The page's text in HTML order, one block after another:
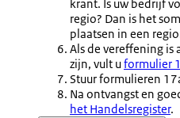
krant. Is uw bedrijf
regio? Dan is het
plaatsen in een
Als de vereffening is
zijn, vult uformulier
Stuur formulieren
Na ontvangst en
het Handelsregister.